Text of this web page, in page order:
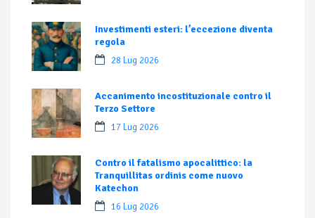
Investimenti esteri: l’eccezione diventa
regola
28 Lug 2026
Accanimento incostituzionale contro il
Terzo Settore
17 Lug 2026
Contro il fatalismo apocalittico: la
Tranquillitas ordinis come nuovo
Katechon
16 Lug 2026